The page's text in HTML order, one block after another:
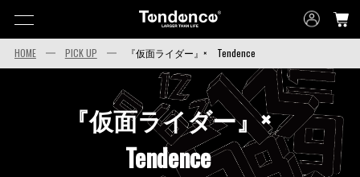
HOME PICK UP 『仮面ライダー』× Tendence
『仮面ライダー』×
Tendence